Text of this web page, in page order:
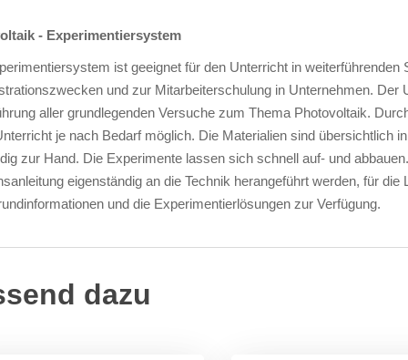
- Experimentiersystem
ist geeignet für den Unterricht in
und zur Mitarbeiterschulung in Unternehmen.
aller grundlegenden Versuche zum Thema Photovoltaik.
je nach Bedarf möglich. Die Materialien sind übersichtlich
zur Hand. Die Experimente lassen sich schnell auf- und
eigenständig an die Technik herangeführt werden, für
und die Experimentierlösungen zur Verfügung.
dazu